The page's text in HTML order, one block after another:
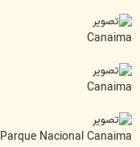
Canaima
Canaima
Parque Nacional Canaima